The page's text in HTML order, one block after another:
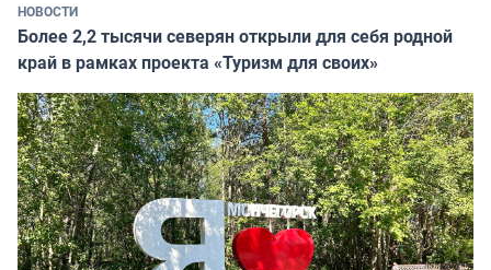
НОВОСТИ
Более 2,2 тысячи северян открыли для себя родной
край в рамках проекта «Туризм для своих»